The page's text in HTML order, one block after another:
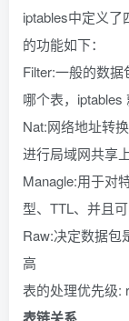
iptables中定义
的功能如下：
Filter:一般的数
哪个表，
Nat:网络地址转
进行局域网共享上
Managle:用于对
型、TTL、并且
Raw:决定数据包
高
表的处理优先级:
表链关系